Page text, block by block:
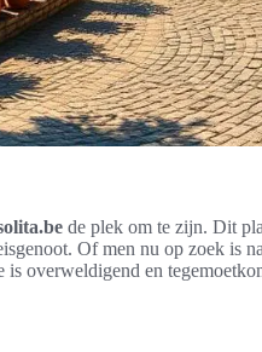
de plek om te zijn. Dit
Of men nu op zoek is
overweldigend en